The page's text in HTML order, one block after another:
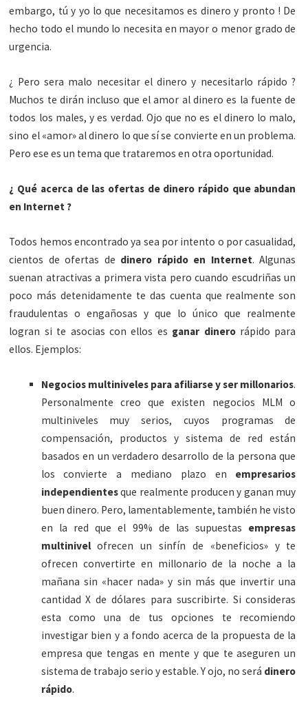
embargo, tú y yo lo que necesitamos es dinero y pronto ! De
hecho todo el mundo lo necesita en mayor o menor grado de
urgencia.
¿ Pero sera malo necesitar el dinero y necesitarlo rápido ?
Muchos te dirán incluso que el amor al dinero es la fuente de
todos los males, y es verdad. Ojo que no es el dinero lo malo,
sino el «amor» al dinero lo que sí se convierte en un problema.
Pero ese es un tema que trataremos en otra oportunidad.
¿ Qué acerca de las ofertas de dinero rápido que abundan
en Internet ?
Todos hemos encontrado ya sea por intento o por casualidad,
cientos de ofertas de dinero rápido en Internet. Algunas
suenan atractivas a primera vista pero cuando escudriñas un
poco más detenidamente te das cuenta que realmente son
fraudulentas o engañosas y que lo único que realmente
logran si te asocias con ellos es ganar dinerorápido para
ellos. Ejemplos:
Negocios multiniveles para afiliarse y ser millonarios.
Personalmente creo que existen negocios MLM o
multiniveles muy serios, cuyos programas de
compensación, productos y sistema de red están
basados en un verdadero desarrollo de la persona que
los convierte a mediano plazo en empresarios
independientesque realmente producen y ganan muy
buen dinero. Pero, lamentablemente, también he visto
en la red que el 99% de las supuestas empresas
multinivelofrecen un sinfín de «beneficios» y te
ofrecen convertirte en millonario de la noche a la
mañana sin «hacer nada» y sin más que invertir una
cantidad X de dólares para suscribirte. Si consideras
esta como una de tus opciones te recomiendo
investigar bien y a fondo acerca de la propuesta de la
empresa que tengas en mente y que te aseguren un
sistema de trabajo serio y estable. Y ojo, no será dinero
rápido.